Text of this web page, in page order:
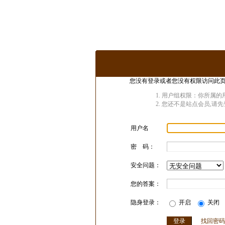
您没有登录或者您没有权限访问此
用户组权限：你所属的
您还不是站点会员,请
用户名
密 码：
安全问题：
您的答案：
隐身登录： 开启 关闭
找回密码